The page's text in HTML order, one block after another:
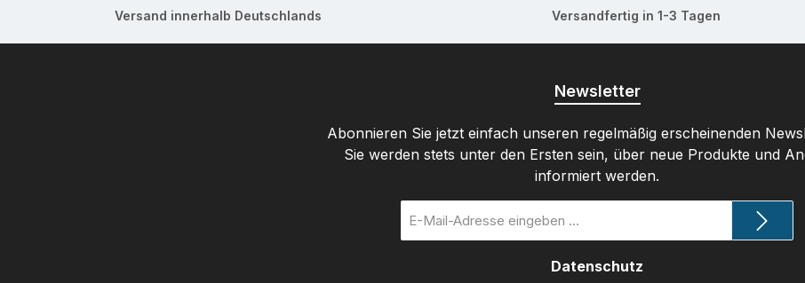
Versand innerhalb Deutschlands Versandfertig in 1-3 Tagen
Newsletter
Abonnieren Sie jetzt einfach unseren regelmäßig erscheinenden
Sie werden stets unter den Ersten sein, über neue Produkte und
informiert werden.
Mail-
Datenschutz